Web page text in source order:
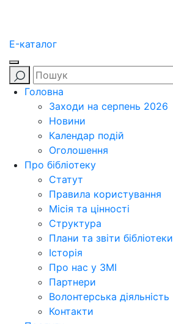
E-каталог
Головна
Заходи на серпень 2026
Новини
Календар подій
Оголошення
Про бібліотеку
Статут
Правила користування
Місія та цінності
Структура
Плани та звіти бібліотеки
Історія
Про нас у ЗМІ
Партнери
Волонтерська діяльність
Контакти